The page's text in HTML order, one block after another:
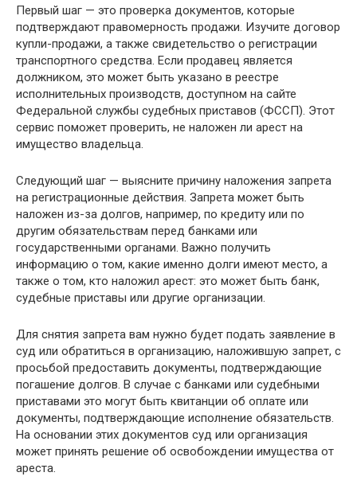
Первый шаг — это проверка документов, которые
подтверждают правомерность продажи. Изучите договор
купли-продажи, а также свидетельство о регистрации
транспортного средства. Если продавец является
должником, это может быть указано в реестре
исполнительных производств, доступном на сайте
Федеральной службы судебных приставов (ФССП). Этот
сервис поможет проверить, не наложен ли арест на
имущество владельца.
Следующий шаг — выясните причину наложения запрета
на регистрационные действия. Запрета может быть
наложен из-за долгов, например, по кредиту или по
другим обязательствам перед банками или
государственными органами. Важно получить
информацию о том, какие именно долги имеют место, а
также о том, кто наложил арест: это может быть банк,
судебные приставы или другие организации.
Для снятия запрета вам нужно будет подать заявление в
суд или обратиться в организацию, наложившую запрет, с
просьбой предоставить документы, подтверждающие
погашение долгов. В случае с банками или судебными
приставами это могут быть квитанции об оплате или
документы, подтверждающие исполнение обязательств.
На основании этих документов суд или организация
может принять решение об освобождении имущества от
ареста.